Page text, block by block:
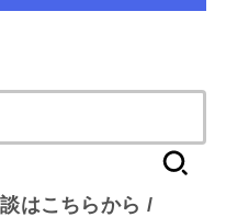
はこちらから /